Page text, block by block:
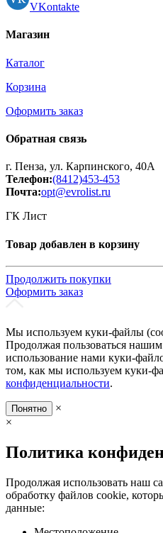
VKontakte
Магазин
Каталог
Корзина
Оформить заказ
Обратная связь
г. Пенза, ул. Карпинского, 40А
Телефон:(8412)453-453
Почта:opt@evrolist.ru
ГК Лист
Товар добавлен в корзину
Продолжить покупки
Оформить заказ
Мы используем куки-файлы
Продолжая пользоваться
использование нами куки-
том, как мы используем куки-
конфиденциальности.
Понятно
×
×
Политика
Продолжая использовать наш
обработку файлов cookie,
данные: